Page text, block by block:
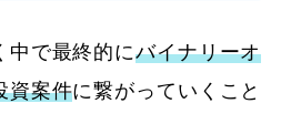
中で最終的にバイナリーオ
資案件に繋がっていくこと